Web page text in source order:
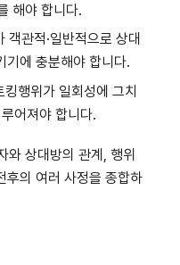
해야 합니다.
객관적·일반적으로 상대
기에 충분해야 합니다.
행위가 일회성에 그치
어져야 합니다.
와 상대방의 관계, 행위
후의 여러 사정을 종합하